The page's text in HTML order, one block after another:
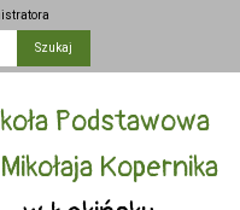
Podstawowa
Kopernika